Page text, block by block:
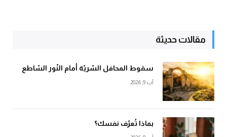
مقالات حديثة
سقوط المحافل السّريّة أمام النّور السّاطع
آب 9, 2026
بماذا تُعرّف نفسك؟